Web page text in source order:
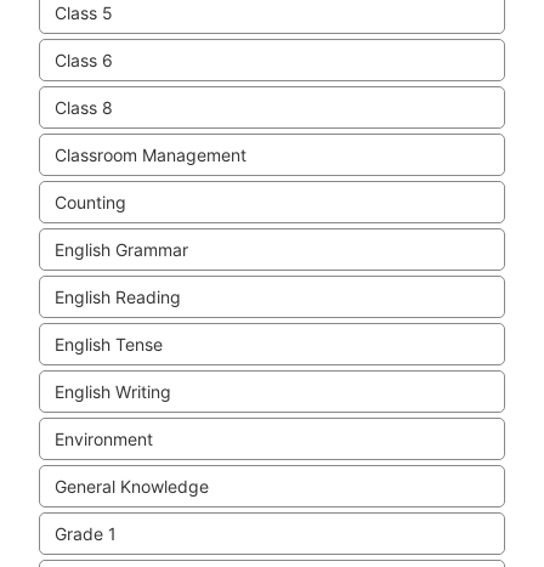
Class 5
Class 6
Class 8
Classroom Management
Counting
English Grammar
English Reading
English Tense
English Writing
Environment
General Knowledge
Grade 1